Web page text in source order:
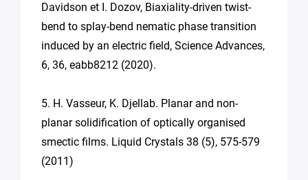
Davidson et I. Dozov, Biaxiality-driven twist-
bend to splay-bend nematic phase transition
induced by an electric field, Science Advances,
6, 36, eabb8212 (2020).
5. H. Vasseur, K. Djellab. Planar and non-
planar solidification of optically organised
smectic films. Liquid Crystals 38 (5), 575-579
(2011)